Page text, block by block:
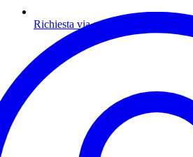
Richiesta via email